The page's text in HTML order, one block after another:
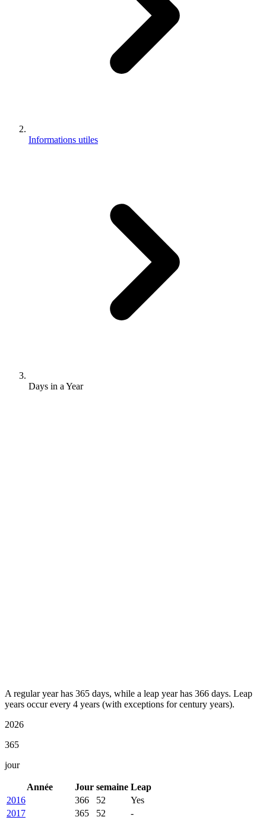
Informations utiles
Days in a Year
A regular year has 365 days, while a leap year has 366 days. Leap
years occur every 4 years (with exceptions for century years).
2026
365
jour
Année Jour semaine Leap
2016
366 52
Yes
2017
365 52
-